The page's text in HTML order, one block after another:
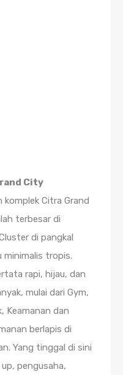
City
komplek Citra Grand
terbesar di
di pangkal
minimalis tropis.
rapi, hijau, dan
mulai dari Gym,
Keamanan dan
berlapis di
Yang tinggal di sini
pengusaha,